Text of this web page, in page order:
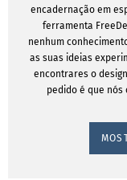
encadernação em
ferramenta
nenhum
as suas ideias
encontrares o
pedido é que